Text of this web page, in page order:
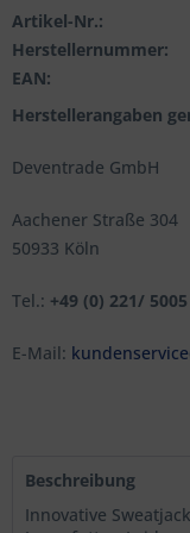
Artikel-Nr.:
Herstellernummer:
EAN:
Herstellerangaben
Deventrade GmbH
Aachener Straße 304
50933 Köln
Tel.: +49 (0) 221/
E-Mail:
Beschreibung
Innovative